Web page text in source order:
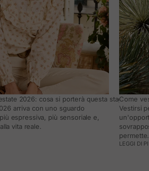
2026: cosa si porterà questa stagione e
arriva con uno sguardo
espressiva, più sensoriale e,
vita reale.
Come
Vestirsi
permette.
LEGGI DI